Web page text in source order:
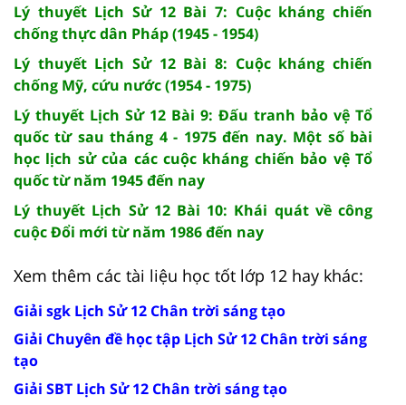
Lý thuyết Lịch Sử 12 Bài 7: Cuộc kháng chiến
chống thực dân Pháp (1945 - 1954)
Lý thuyết Lịch Sử 12 Bài 8: Cuộc kháng chiến
chống Mỹ, cứu nước (1954 - 1975)
Lý thuyết Lịch Sử 12 Bài 9: Đấu tranh bảo vệ Tổ
quốc từ sau tháng 4 - 1975 đến nay. Một số bài
học lịch sử của các cuộc kháng chiến bảo vệ Tổ
quốc từ năm 1945 đến nay
Lý thuyết Lịch Sử 12 Bài 10: Khái quát về công
cuộc Đổi mới từ năm 1986 đến nay
Xem thêm các tài liệu học tốt lớp 12 hay khác:
Giải sgk Lịch Sử 12 Chân trời sáng tạo
Giải Chuyên đề học tập Lịch Sử 12 Chân trời sáng
tạo
Giải SBT Lịch Sử 12 Chân trời sáng tạo